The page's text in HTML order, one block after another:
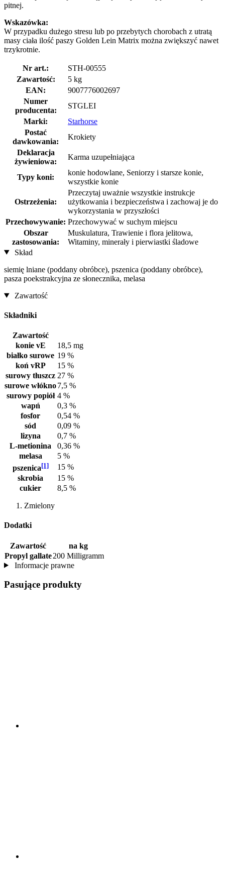
pitnej.
Wskazówka:
W przypadku dużego stresu lub po przebytych chorobach z utratą
masy ciała ilość paszy Golden Lein Matrix można zwiększyć nawet
trzykrotnie.
Nr art.:
STH-00555
Zawartość:
5 kg
EAN:
9007776002697
Numer
producenta:
STGLEI
Marki:
Starhorse
Postać
dawkowania:
Krokiety
Deklaracja
żywieniowa:
Karma uzupełniająca
Typy koni:
konie hodowlane, Seniorzy i starsze konie,
wszystkie konie
Ostrzeżenia:
Przeczytaj uważnie wszystkie instrukcje
użytkowania i bezpieczeństwa i zachowaj je do
wykorzystania w przyszłości
Przechowywanie: Przechowywać w suchym miejscu
Obszar
zastosowania:
Muskulatura, Trawienie i flora jelitowa,
Witaminy, minerały i pierwiastki śladowe
Skład
siemię lniane (poddany obróbce), pszenica (poddany obróbce),
pasza poekstrakcyjna ze słonecznika, melasa
Zawartość
Składniki
Zawartość
konie vE
18,5 mg
białko surowe 19 %
koń vRP
15 %
surowy tłuszcz 27 %
surowe włókno7,5 %
surowy popiół 4 %
wapń
0,3 %
fosfor
0,54 %
sód
0,09 %
lizyna
0,7 %
L-metionina
0,36 %
melasa
5 %
pszenica[1]
15 %
skrobia
15 %
cukier
8,5 %
Zmielony
Dodatki
Zawartość
na kg
Propyl gallate200 Milligramm
Informacje prawne
Pasujące produkty